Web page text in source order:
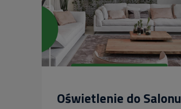
Oświetlenie do Salonu